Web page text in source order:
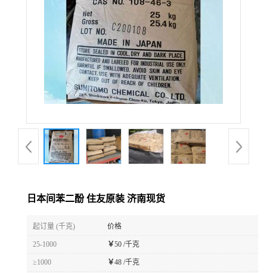
日本间苯二酚 住友原装 济南现货
起订量 (千克) 价格
25-1000 ￥50 /千克
≥1000 ￥48 /千克